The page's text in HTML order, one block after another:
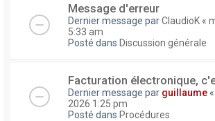
Message d'erreur
Dernier message parClaudioK «
5:33 am
Posté dans Discussion générale
Facturation électronique,
Dernier message par guillaume «
2026 1:25 pm
Posté dans Procédures